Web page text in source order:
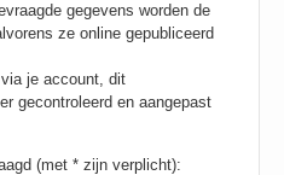
gegevens worden de
ze online gepubliceerd
je account, dit
gecontroleerd en aangepast
(met * zijn verplicht):